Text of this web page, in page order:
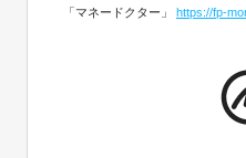
「マネードクター」 https://fp-